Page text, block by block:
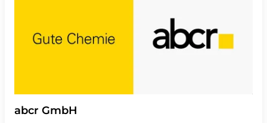
abcr GmbH